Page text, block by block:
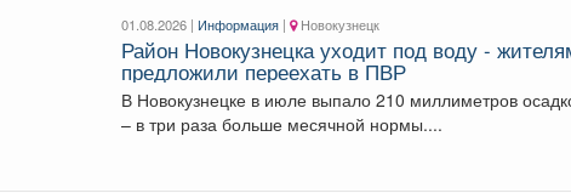
01.08.2026 | Информация | Новокузнецк
Район Новокузнецка уходит под воду -
предложили переехать в ПВР
В Новокузнецке в июле выпало 210 миллиметров
– в три раза больше месячной нормы....